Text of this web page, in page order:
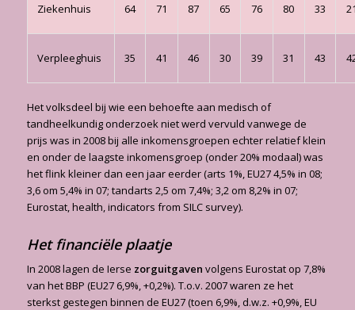
Ziekenhuis 64 71 87 65 76 80 33
Verpleeghuis 35 41 46 30 39 31 43
Het volksdeel bij wie een behoefte aan medisch of
tandheelkundig onderzoek niet werd vervuld vanwege de
prijs was in 2008 bij alle inkomensgroepen echter relatief klein
en onder de laagste inkomensgroep (onder 20% modaal) was
het flink kleiner dan een jaar eerder (arts 1%, EU27 4,5% in 08;
3,6 om 5,4% in 07; tandarts 2,5 om 7,4%; 3,2 om 8,2% in 07;
Eurostat, health, indicators from SILC survey).
Het financiële plaatje
In 2008 lagen de Ierse zorguitgaven volgens Eurostat op 7,8%
van het BBP (EU27 6,9%, +0,2%). T.o.v. 2007 waren ze het
sterkst gestegen binnen de EU27 (toen 6,9%, d.w.z. +0,9%, EU